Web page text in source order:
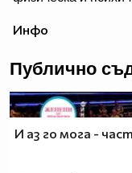
съобразителност.
продължение на
Гледайте
Инфо
Публично
И аз го мога -